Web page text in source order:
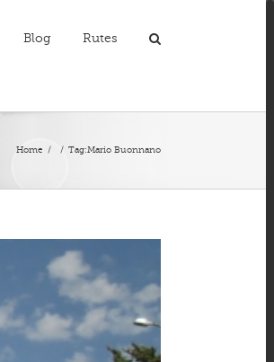
Blog Rutes
Home / / Tag:Mario Buonnano